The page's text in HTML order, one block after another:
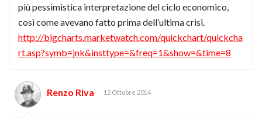
più pessimistica interpretazione del ciclo economico,
così come avevano fatto prima dell’ultima crisi.
http://bigcharts.marketwatch.com/quickchart/quickcha
rt.asp?symb=jnk&insttype=&freq=1&show=&time=8
Renzo Riva 12 Ottobre 2014